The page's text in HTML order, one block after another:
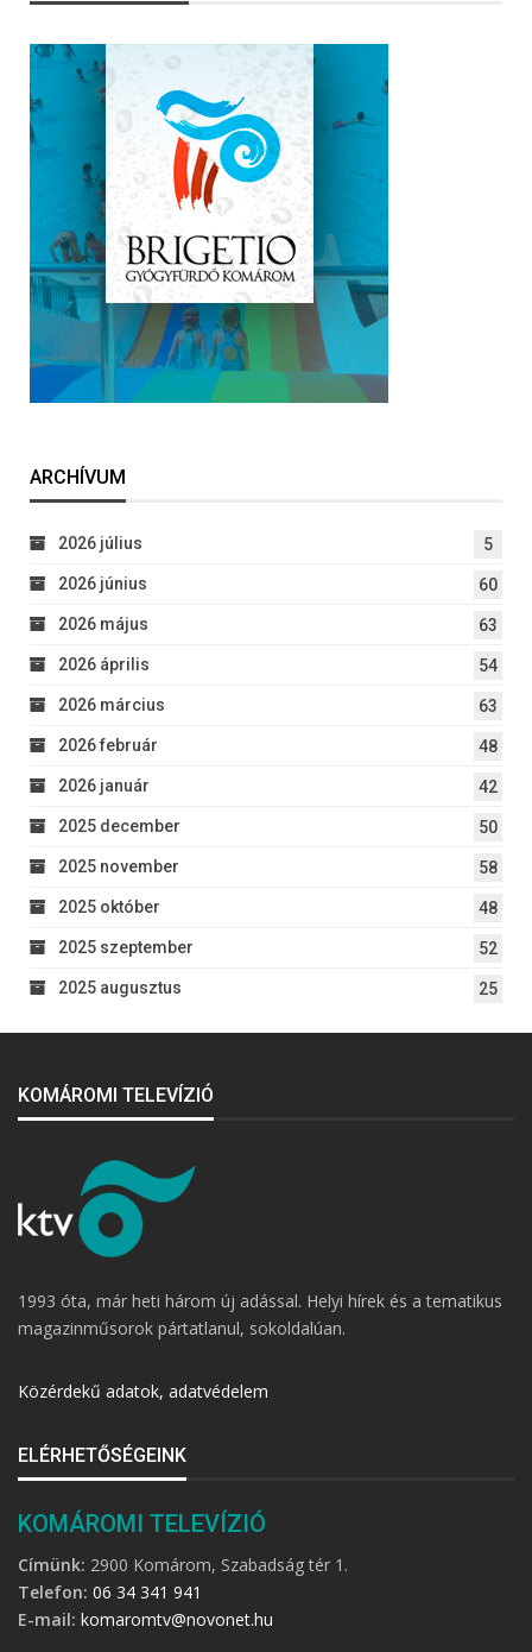
ARCHÍVUM
2026 július 5
2026 június 60
2026 május 63
2026 április 54
2026 március 63
2026 február 48
2026 január 42
2025 december 50
2025 november 58
2025 október 48
2025 szeptember 52
2025 augusztus 25
KOMÁROMI TELEVÍZIÓ
1993 óta, már heti három új adással. Helyi hírek és a tematikus
magazinműsorok pártatlanul, sokoldalúan.
Közérdekű adatok, adatvédelem
ELÉRHETŐSÉGEINK
KOMÁROMI TELEVÍZIÓ
Címünk: 2900 Komárom, Szabadság tér 1.
Telefon: 06 34 341 941
E-mail: komaromtv@novonet.hu